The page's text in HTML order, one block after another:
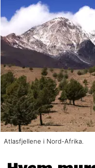
Atlasfjellene i Nord-Afrika.